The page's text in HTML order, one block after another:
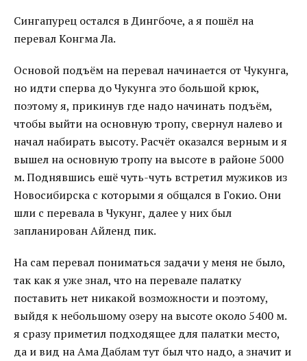
Сингапурец остался в Дингбоче, а я пошёл на
перевал Конгма Ла.
Основой подъём на перевал начинается от Чукунга,
но идти сперва до Чукунга это большой крюк,
поэтому я, прикинув где надо начинать подъём,
чтобы выйти на основную тропу, свернул налево и
начал набирать высоту. Расчёт оказался верным и я
вышел на основную тропу на высоте в районе 5000
м. Поднявшись ешё чуть-чуть встретил мужиков из
Новосибирска с которыми я общался в Гокио. Они
шли с перевала в Чукунг, далее у них был
запланирован Айленд пик.
На сам перевал пониматься задачи у меня не было,
так как я уже знал, что на перевале палатку
поставить нет никакой возможности и поэтому,
выйдя к небольшому озеру на высоте около 5400 м.
я сразу приметил подходящее для палатки место,
да и вид на Ама Даблам тут был что надо, а значит и